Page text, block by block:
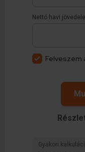
Nettó havi
Felveszem
Gyakori